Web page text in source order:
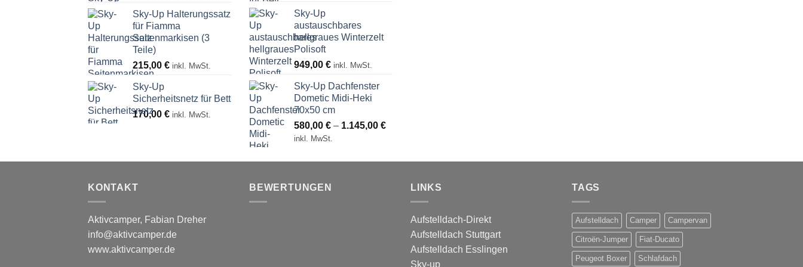
bis
1.407,00 €
Sky-Up Halterungssatz
für Fiamma
Seitenmarkisen (3
Teile)
215,00 € inkl. MwSt.
Sky-Up
Sicherheitsnetz für Bett
170,00 € inkl. MwSt.
Sky-Up
austauschbares
hellgraues Winterzelt
Polisoft
949,00 € inkl. MwSt.
Sky-Up Dachfenster
Dometic Midi-Heki
70x50 cm
580,00 € – 1.145,00 €Preisspanne:
1.145,00 €
inkl. MwSt.
KONTAKT
Aktivcamper, Fabian Dreher
info@aktivcamper.de
www.aktivcamper.de
BEWERTUNGEN LINKS
Aufstelldach-Direkt
Aufstelldach Stuttgart
Aufstelldach Esslingen
Sky-up
TAGS
Aufstelldach Camper Campervan
Citroën-Jumper Fiat-Ducato
Peugeot Boxer Schlafdach